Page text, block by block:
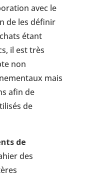
avec le
de les définir
étant
il est très
non
mais
afin de
de
de
des